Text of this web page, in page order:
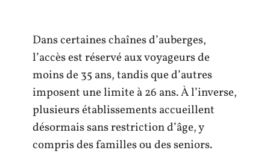
Dans certaines chaînes d’auberges,
l’accès est réservé aux voyageurs de
moins de 35 ans, tandis que d’autres
imposent une limite à 26 ans. À l’inverse,
plusieurs établissements accueillent
désormais sans restriction d’âge, y
compris des familles ou des seniors.